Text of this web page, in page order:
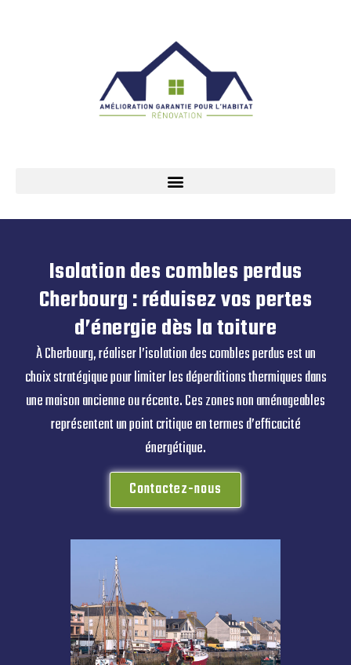
Isolation des combles perdus
Cherbourg : réduisez vos pertes
d’énergie dès la toiture
À Cherbourg, réaliser l’isolation des combles perdus est un
choix stratégique pour limiter les déperditions thermiques dans
une maison ancienne ou récente. Ces zones non aménageables
représentent un point critique en termes d’efficacité
énergétique.
Contactez-nous